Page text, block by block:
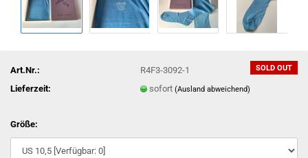
SOLD OUT
Art.Nr.:
R4F3-3092-1
Lieferzeit:
sofort(Ausland abweichend)
Größe: